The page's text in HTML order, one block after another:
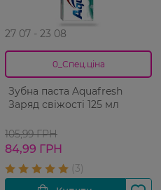
27 07 - 23 08
0_Спец.ціна
Зубна паста Aquafresh
Заряд свіжості 125 мл
105,99 ГРН
84,99 ГРН